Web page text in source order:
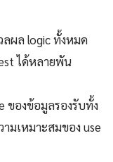
ผล logic ทั้งหมด
ได้หลายพัน
ของข้อมูลรองรับทั้ง
ามเหมาะสมของ use